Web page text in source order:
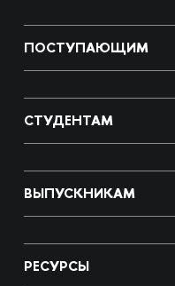
ПОСТУПАЮЩИМ
СТУДЕНТАМ
ВЫПУСКНИКАМ
РЕСУРСЫ